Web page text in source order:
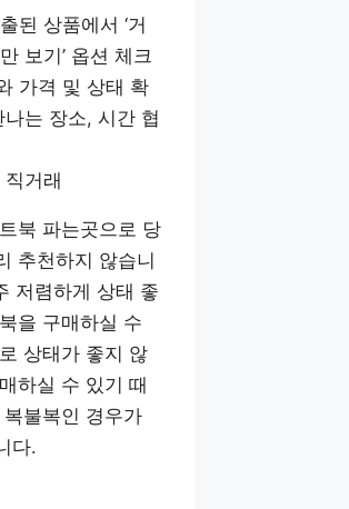
된 상품에서 ‘거
보기’ 옵션 체크
가격 및 상태 확
나는 장소, 시간 협
거래
북 파는곳으로 당
추천하지 않습니
저렴하게 상태 좋
을 구매하실 수
상태가 좋지 않
하실 수 있기 때
불복인 경우가
다.